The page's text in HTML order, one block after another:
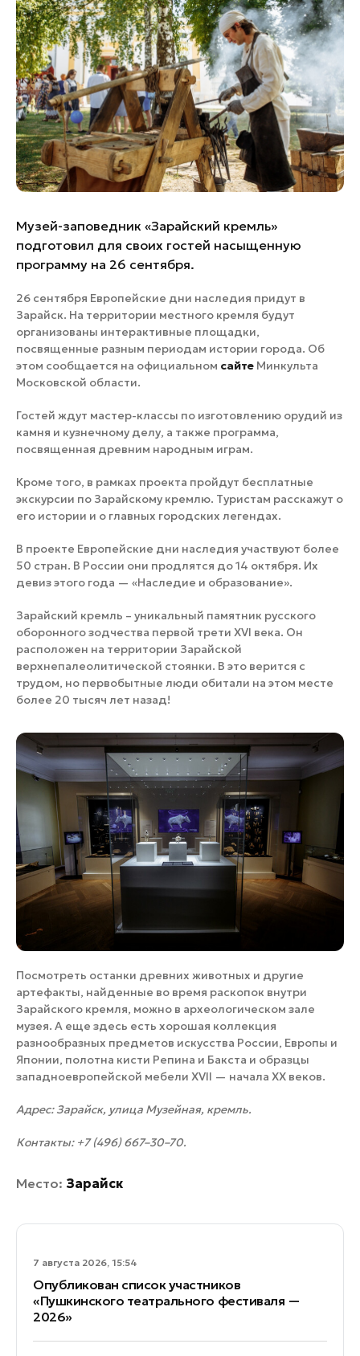
Банные комплексы
Горнолыжные клубы
Спецпроекты
Инвестиционный портал
Федоскинская фабрика
Пикник в Подмосковье
Золотое кольцо России
Войти
Особо охраняемые
природные территории
7 августа 2026, 15:54
Опубликован список участников
«Пушкинского театрального фестиваля —
2026»
Музей-заповедник «Зарайский кремль»
подготовил для своих гостей насыщенную
программу на 26 сентября.
26 сентября Европейские дни наследия придут в
Зарайск. На территории местного кремля будут
организованы интерактивные площадки,
посвященные разным периодам истории города. Об
этом сообщается на официальном сайте Минкульта
Московской области.
Гостей ждут мастер-классы по изготовлению орудий из
камня и кузнечному делу, а также программа,
посвященная древним народным играм.
Кроме того, в рамках проекта пройдут бесплатные
экскурсии по Зарайскому кремлю. Туристам расскажут о
его истории и о главных городских легендах.
В проекте Европейские дни наследия участвуют более
50 стран. В России они продлятся до 14 октября. Их
девиз этого года — «Наследие и образование».
Зарайский кремль – уникальный памятник русского
оборонного зодчества первой трети XVI века. Он
расположен на территории Зарайской
верхнепалеолитической стоянки. В это верится с
трудом, но первобытные люди обитали на этом месте
более 20 тысяч лет назад!
Посмотреть останки древних животных и другие
артефакты, найденные во время раскопок внутри
Зарайского кремля, можно в археологическом зале
музея. А еще здесь есть хорошая коллекция
разнообразных предметов искусства России, Европы и
Японии, полотна кисти Репина и Бакста и образцы
западноевропейской мебели XVII — начала ХХ веков.
Адрес: Зарайск, улица Музейная, кремль.
Контакты: +7 (496) 667–30–70.
Место: Зарайск